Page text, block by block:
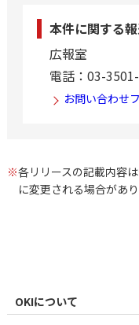
本件に関する
広報室
電話：03-
お問い合わせ
※各リリースの記載内容
に変更される場合があ
OKIについて